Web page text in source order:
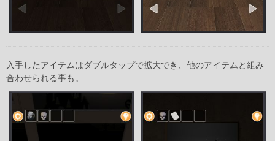
入手したアイテムはダブルタップで拡大でき、他のアイテムと組み
合わせられる事も。